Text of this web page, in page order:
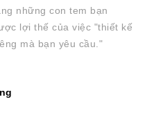
những con tem bạn
lợi thế của việc "thiết kế
mà bạn yêu cầu."